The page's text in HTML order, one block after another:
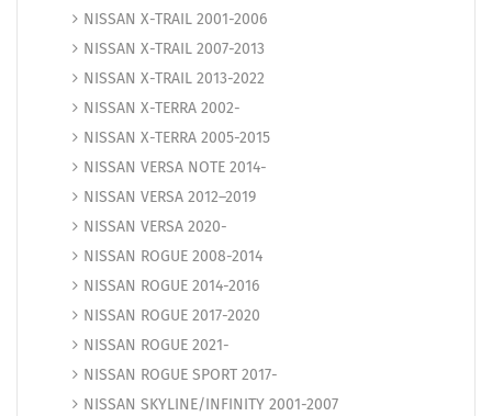
NISSAN X-TRAIL 2001-2006
NISSAN X-TRAIL 2007-2013
NISSAN X-TRAIL 2013-2022
NISSAN X-TERRA 2002-
NISSAN X-TERRA 2005-2015
NISSAN VERSA NOTE 2014-
NISSAN VERSA 2012–2019
NISSAN VERSA 2020-
NISSAN ROGUE 2008-2014
NISSAN ROGUE 2014-2016
NISSAN ROGUE 2017-2020
NISSAN ROGUE 2021-
NISSAN ROGUE SPORT 2017-
NISSAN SKYLINE/INFINITY 2001-2007